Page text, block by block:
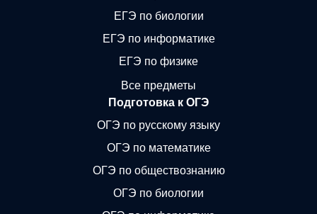
ЕГЭ по биологии
ЕГЭ по информатике
ЕГЭ по физике
Все предметы
Подготовка к ОГЭ
ОГЭ по русскому языку
ОГЭ по математике
ОГЭ по обществознанию
ОГЭ по биологии